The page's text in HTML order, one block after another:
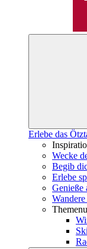
Erlebe das
Wecke
Begib
Erlebe